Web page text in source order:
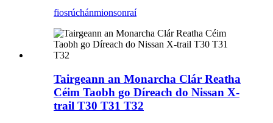
fiosrúchánmionsonraí
Tairgeann an Monarcha Clár Reatha
Céim Taobh go Díreach do Nissan X-
trail T30 T31 T32